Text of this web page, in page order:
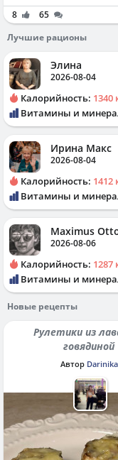
8
65
Лучшие рационы
Элина
2026-08-04
Калорийность: 1340
Витамины и
Ирина Макс
2026-08-04
Калорийность: 1412
Витамины и
Maximus
2026-08-06
Калорийность: 1287
Витамины и
Новые рецепты
Рулетики из лаваша с
говядиной
Автор Darinika